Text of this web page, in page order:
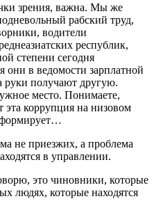
зрения, важна. Мы же
рабский труд,
водители
республик,
степени сегодня
они в ведомости зарплатной
руки получают другую.
место. Понимаете,
эта коррупция на низовом
формирует…
не приезжих, а проблема
в управлении.
это чиновники, которые
людях, которые находятся